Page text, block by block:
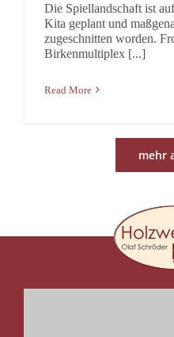
Die Spiellandschaft ist
Kita geplant und
zugeschnitten worden.
Birkenmultiplex [...]
Read More
mehr